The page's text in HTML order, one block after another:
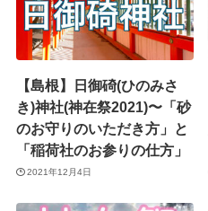
【島根】日御碕(ひのみさ
き)神社(神在祭2021)〜「砂
のお守りのいただき方」と
「稲荷社のお参りの仕方」
2021年12月4日